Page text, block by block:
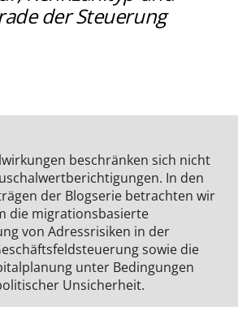
der Steuerung
beschränken sich nicht
In den
der Blogserie betrachten wir
die migrationsbasierte
von Adressrisiken in der
sowie die
unter Bedingungen
Unsicherheit.